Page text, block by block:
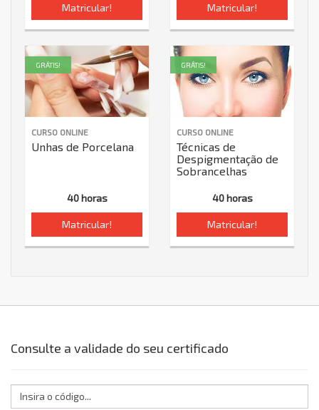
Matricular! Matricular!
CURSO ONLINE
Unhas de Porcelana
40 horas
Matricular!
GRÁTIS!
CURSO ONLINE
Técnicas de
Despigmentação de
Sobrancelhas
40 horas
Matricular!
GRÁTIS!
Consulte a validade do seu certificado